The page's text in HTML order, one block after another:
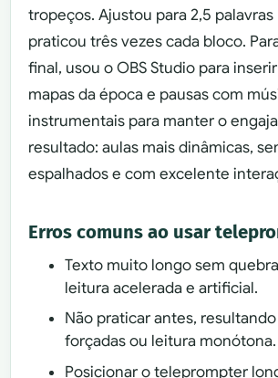
tropeços. Ajustou para 2,5
praticou três vezes cada bloco.
final, usou o OBS Studio para
mapas da época e pausas com
instrumentais para manter o
resultado: aulas mais dinâmicas,
espalhados e com excelente
Erros comuns ao usar
Texto muito longo sem
leitura acelerada e artificial.
Não praticar antes,
forçadas ou leitura monótona.
Posicionar o teleprompter